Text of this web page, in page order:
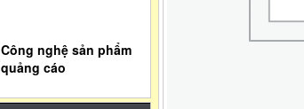
Công nghệ sản phẩm
quảng cáo